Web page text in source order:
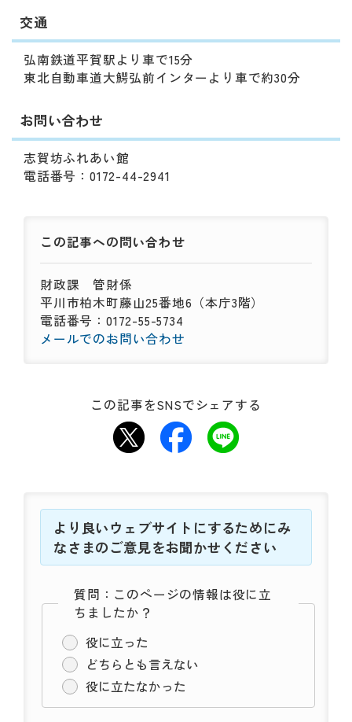
交通
弘南鉄道平賀駅より車で15分
東北自動車道大鰐弘前インターより車で約30分
お問い合わせ
志賀坊ふれあい館
電話番号：0172-44-2941
この記事への問い合わせ
財政課 管財係
平川市柏木町藤山25番地6（本庁3階）
電話番号：0172-55-5734
メールでのお問い合わせ
この記事をSNSでシェアする
より良いウェブサイトにするためにみ
なさまのご意見をお聞かせください
質問：このページの情報は役に立
ちましたか？
役に立った
どちらとも言えない
役に立たなかった